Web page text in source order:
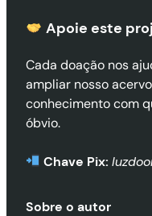
Apoie este
Cada doação nos
ampliar nosso
conhecimento com
óbvio.
Chave Pix:
Sobre o autor